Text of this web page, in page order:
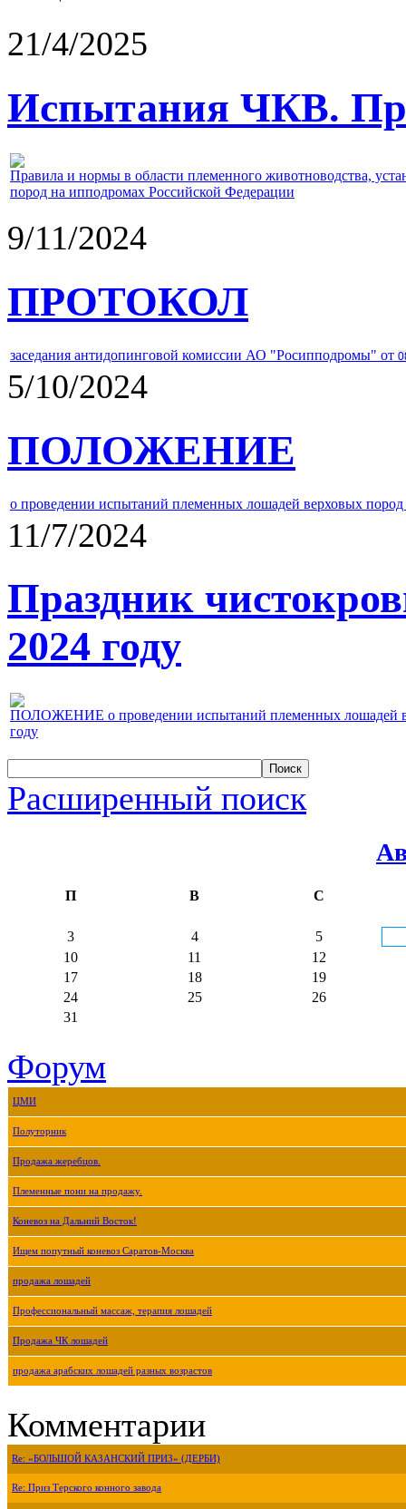
21/4/2025
Испытания ЧКВ.
Правила и нормы в области племенного животноводства,
пород на ипподромах Российской Федерации
9/11/2024
ПРОТОКОЛ
заседания антидопинговой комиссии АО "Росипподромы" от
5/10/2024
ПОЛОЖЕНИЕ
о проведении испытаний племенных лошадей верховых
11/7/2024
Праздник
2024 году
ПОЛОЖЕНИЕ о проведении испытаний племенных лошадей
году
Расширенный поиск
П В С
3 4
5
10
11
12
17
18
19
24
25
26
31
Форум
ЦМИ
Полуторник
Продажа жеребцов.
Племенные пони на продажу.
Коневоз на Дальний Восток!
Ищем попутный коневоз Саратов-Москва
продажа лошадей
Профессиональный массаж, терапия лошадей
Продажа ЧК лошадей
продажа арабских лошадей разных возрастов
Комментарии
Re: «БОЛЬШОЙ КАЗАНСКИЙ ПРИЗ» (ДЕРБИ)
Re: Приз Терского конного завода